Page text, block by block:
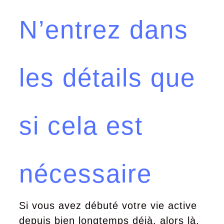
N’entrez dans
les détails que
si cela est
nécessaire
Si vous avez débuté votre vie active
depuis bien longtemps déjà, alors là,